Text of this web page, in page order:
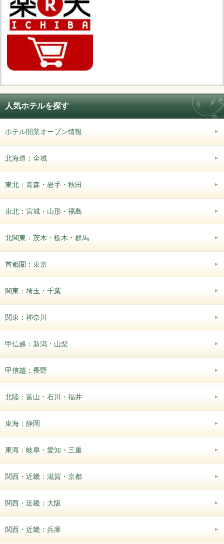
人気ホテルを探す
ホテル開業オープン情報
北海道：全域
東北：青森・岩手・秋田
東北：宮城・山形・福島
北関東：茨木・栃木・群馬
首都圏：東京
関東：埼玉・千葉
関東：神奈川
甲信越：新潟・山梨
甲信越：長野
北陸：富山・石川・福井
東海：静岡
東海：岐阜・愛知・三重
関西・近畿：滋賀・京都
関西・近畿：大阪
関西・近畿：兵庫